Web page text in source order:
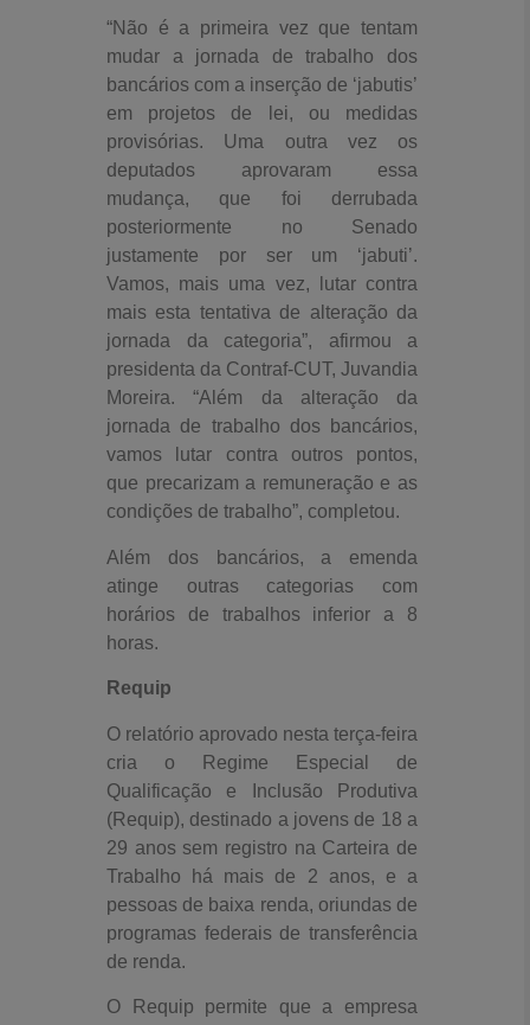
“Não é a primeira vez que tentam
mudar a jornada de trabalho dos
bancários com a inserção de ‘jabutis’
em projetos de lei, ou medidas
provisórias. Uma outra vez os
deputados aprovaram essa
mudança, que foi derrubada
posteriormente no Senado
justamente por ser um ‘jabuti’.
Vamos, mais uma vez, lutar contra
mais esta tentativa de alteração da
jornada da categoria”, afirmou a
presidenta da Contraf-CUT, Juvandia
Moreira. “Além da alteração da
jornada de trabalho dos bancários,
vamos lutar contra outros pontos,
que precarizam a remuneração e as
condições de trabalho”, completou.
Além dos bancários, a emenda
atinge outras categorias com
horários de trabalhos inferior a 8
horas.
Requip
O relatório aprovado nesta terça-feira
cria o Regime Especial de
Qualificação e Inclusão Produtiva
(Requip), destinado a jovens de 18 a
29 anos sem registro na Carteira de
Trabalho há mais de 2 anos, e a
pessoas de baixa renda, oriundas de
programas federais de transferência
de renda.
O Requip permite que a empresa